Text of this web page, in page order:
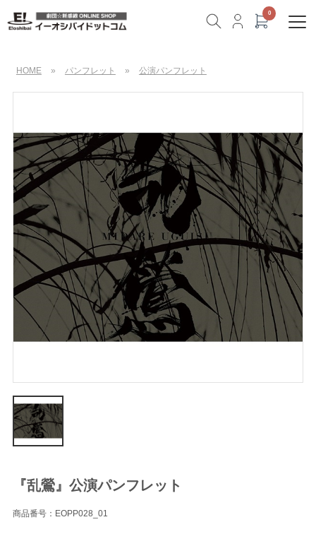
HOME » パンフレット » 公演パンフレット
『乱鶯』公演パンフレット
商品番号：EOPP028_01